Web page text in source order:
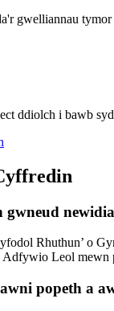
ddiolch i bawb
gwneud
Rhuthun’ o
Leol mewn
popeth a